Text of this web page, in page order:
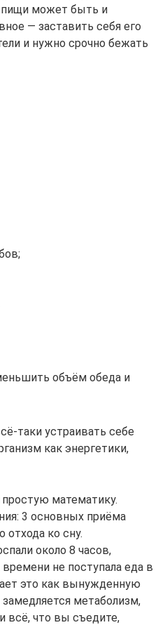
пищи может быть и
— заставить себя его
и нужно срочно бежать
объём обеда и
таки устраивать себе
как энергетики,
математику.
3 основных приёма
ко сну.
около 8 часов,
не поступала еда в
это как вынужденную
метаболизм,
всё, что вы съедите,